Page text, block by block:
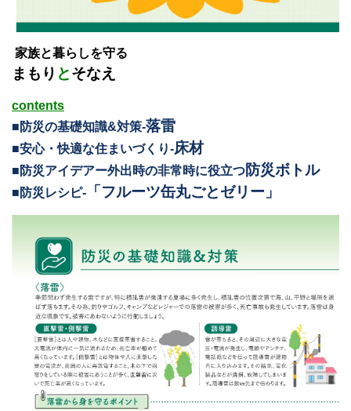
家族と暮らしを守る
まもり とそなえ
contents
■防災の基礎知識&対策-落雷
■安心・快適な住まいづくり-床材
■防災アイデアー外出時の非常時に役立つ防災ボトル
■防災レシピ‐ 「フルーツ缶丸ごとゼリー」